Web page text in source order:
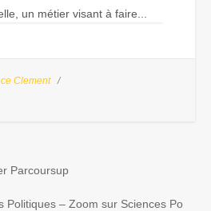
un métier visant à faire...
Clement
Parcoursup
Politiques – Zoom sur Sciences Po